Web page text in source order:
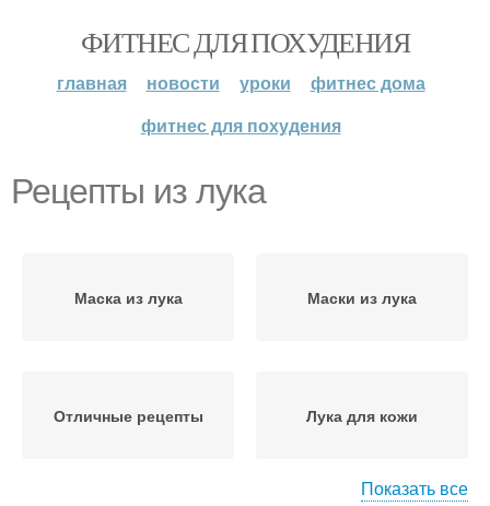
ФИТНЕС ДЛЯ ПОХУДЕНИЯ
главная новости уроки
фитнес дома
фитнес для похудения
Рецепты из лука
Маска из лука Маски из лука
Отличные рецепты Лука для кожи
Показать все